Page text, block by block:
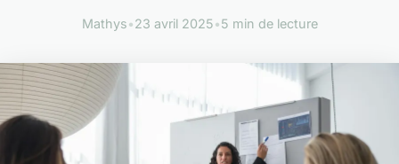
Mathys•23 avril 2025•5 min de lecture